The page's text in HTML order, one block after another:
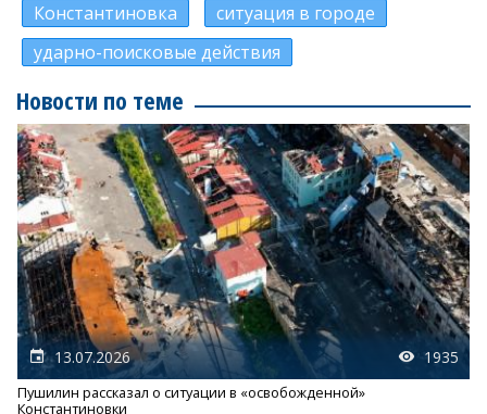
Константиновка
ситуация в городе
ударно-поисковые действия
Новости по теме
13.07.2026 1935
Пушилин рассказал о ситуации в «освобожденной»
Константиновки